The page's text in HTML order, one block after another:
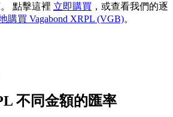
行
點擊這裡 立即購買 ，或查看我們的逐
購買 Vagabond XRPL (VGB)。
不同金額的匯率